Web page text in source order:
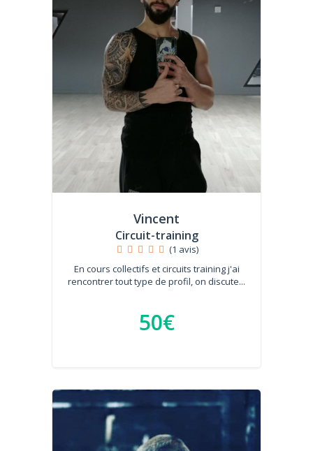
Vincent
Circuit-training
(1 avis)
En cours collectifs et circuits training j'ai
rencontrer tout type de profil, on discute...
50€